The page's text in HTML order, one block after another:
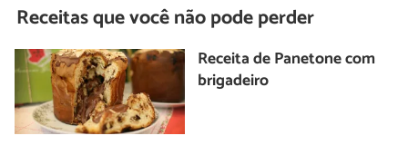
Receitas que você não pode perder
Receita de Panetone com
brigadeiro